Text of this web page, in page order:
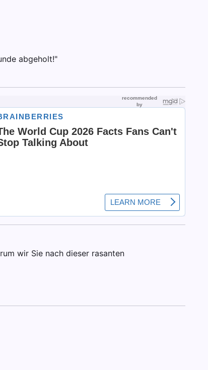
abgeholt!"
wir Sie nach dieser rasanten